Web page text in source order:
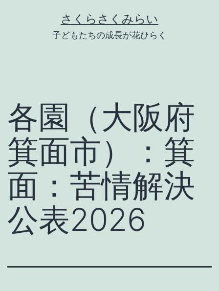
さくらさくみらい
子どもたちの成長が花ひらく
各園（大阪府
箕面市）：箕
面：苦情解決
公表2026